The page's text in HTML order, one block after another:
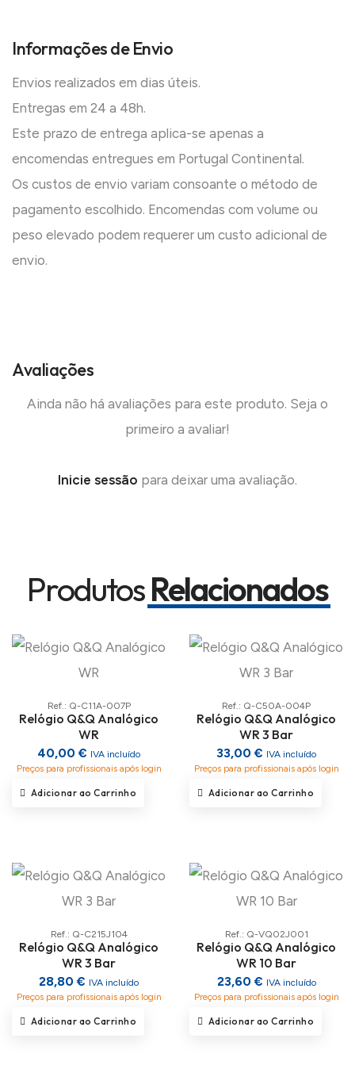
Informações de Envio
Envios realizados em dias úteis.
Entregas em 24 a 48h.
Este prazo de entrega aplica-se apenas a
encomendas entregues em Portugal Continental.
Os custos de envio variam consoante o método de
pagamento escolhido. Encomendas com volume ou
peso elevado podem requerer um custo adicional de
envio.
Avaliações
Ainda não há avaliações para este produto. Seja o
primeiro a avaliar!
Inicie sessão para deixar uma avaliação.
ProdutosRelacionados
Ref.: Q-C11A-007P
Relógio Q&Q Analógico
WR
40,00 € IVA incluído
Preços para profissionais após login
Adicionar ao Carrinho
Ref.: Q-C50A-004P
Relógio Q&Q Analógico
WR 3 Bar
33,00 € IVA incluído
Preços para profissionais após login
Adicionar ao Carrinho
Ref.: Q-C215J104
Relógio Q&Q Analógico
WR 3 Bar
28,80 € IVA incluído
Preços para profissionais após login
Adicionar ao Carrinho
Ref.: Q-VQ02J001
Relógio Q&Q Analógico
WR 10 Bar
23,60 € IVA incluído
Preços para profissionais após login
Adicionar ao Carrinho